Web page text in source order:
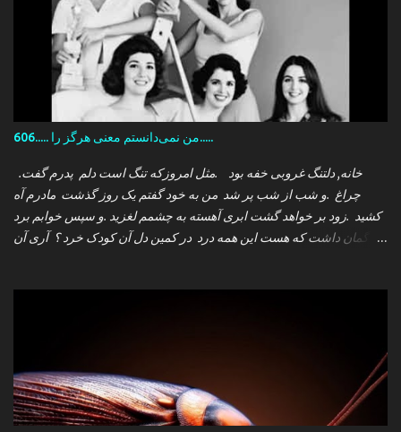
606..... من نمی‌دانستم معنی هرگز را.....
.خانه, دلتنگ غروبی خفه بود .مثل امروزکه تنگ است دلم پدرم گفت
چراغ .و شب از شب پر شد من به خود گفتم یک روز گذشت مادرم آه
کشید .زود بر خواهد گشت ابری آهسته به چشمم لغزید .و سپس خوابم برد
که گمان داشت که هست این همه درد در کمین دل آن کودک خرد ؟ آری آن